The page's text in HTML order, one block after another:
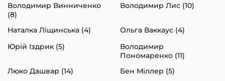
Володимир Винниченко
(8)
Володимир Лис (10)
Наталка Ліщинська (4)
Ольга Ваккаус (4)
Юрій Іздрик (5)
Володимир
Пономаренко (11)
Люко Дашвар (14)
Бен Міллер (5)